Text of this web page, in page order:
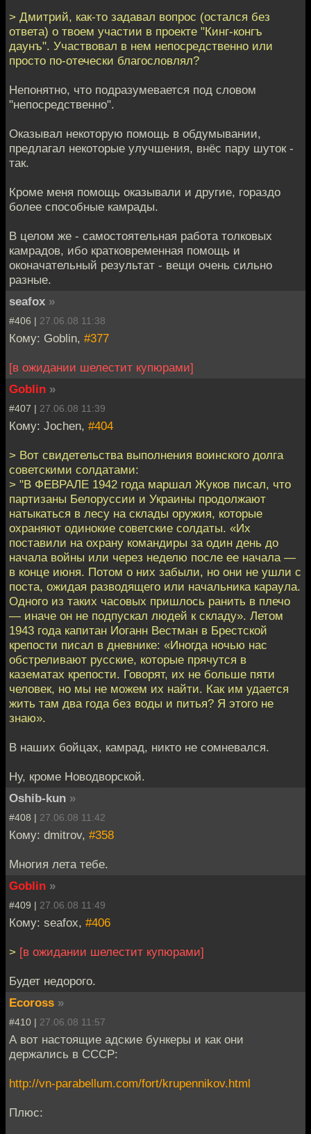
> Дмитрий, как-то задавал вопрос (остался без
ответа) о твоем участии в проекте "Кинг-конгъ
даунъ". Участвовал в нем непосредственно или
просто по-отечески благословлял?
Непонятно, что подразумевается под словом
"непосредственно".
Оказывал некоторую помощь в обдумывании,
предлагал некоторые улучшения, внёс пару шуток -
так.
Кроме меня помощь оказывали и другие, гораздо
более способные камрады.
В целом же - самостоятельная работа толковых
камрадов, ибо кратковременная помощь и
оконачательный результат - вещи очень сильно
разные.
seafox »
#406 | 27.06.08 11:38
Кому: Goblin, #377
[в ожидании шелестит купюрами]
Goblin »
#407 | 27.06.08 11:39
Кому: Jochen, #404
> Вот свидетельства выполнения воинского долга
советскими солдатами:
> "В ФЕВРАЛЕ 1942 года маршал Жуков писал, что
партизаны Белоруссии и Украины продолжают
натыкаться в лесу на склады оружия, которые
охраняют одинокие советские солдаты. «Их
поставили на охрану командиры за один день до
начала войны или через неделю после ее начала —
в конце июня. Потом о них забыли, но они не ушли с
поста, ожидая разводящего или начальника караула.
Одного из таких часовых пришлось ранить в плечо
— иначе он не подпускал людей к складу». Летом
1943 года капитан Иоганн Вестман в Брестской
крепости писал в дневнике: «Иногда ночью нас
обстреливают русские, которые прячутся в
казематах крепости. Говорят, их не больше пяти
человек, но мы не можем их найти. Как им удается
жить там два года без воды и питья? Я этого не
знаю».
В наших бойцах, камрад, никто не сомневался.
Ну, кроме Новодворской.
Oshib-kun »
#408 | 27.06.08 11:42
Кому: dmitrov, #358
Многия лета тебе.
Goblin »
#409 | 27.06.08 11:49
Кому: seafox, #406
> [в ожидании шелестит купюрами]
Будет недорого.
Ecoross »
#410 | 27.06.08 11:57
А вот настоящие адские бункеры и как они
держались в СССР:
http://vn-parabellum.com/fort/krupennikov.html
Плюс: